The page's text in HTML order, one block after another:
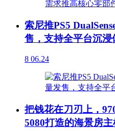
索尼推PS5
售，支持全平台沉浸
8 06.24
把钱花在刀刃上，
5080打造的海景房